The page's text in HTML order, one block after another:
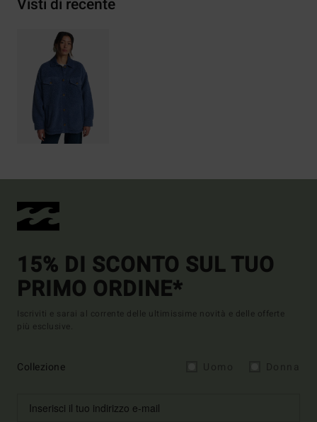
Visti di recente
15% DI SCONTO SUL TUO
PRIMO ORDINE*
Iscriviti e sarai al corrente delle ultimissime novità e delle offerte
più esclusive.
Collezione